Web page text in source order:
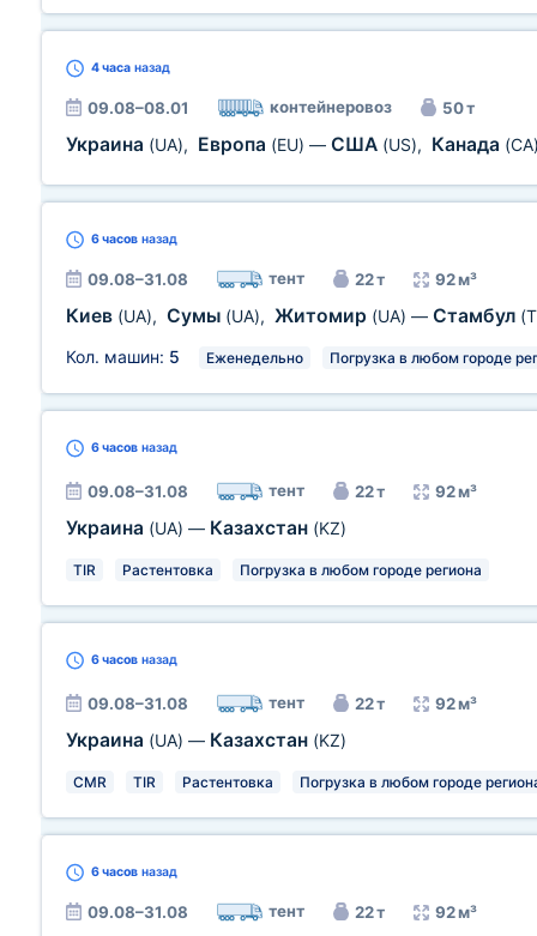
4 часа назад
09.08–08.01 контейнеровоз 50 т
Украина (UA), Европа (EU) — США (US), Канада
6 часов назад
09.08–31.08 тент 22 т 92 м³
Киев (UA), Сумы (UA), Житомир (UA) — Стамбул
Кол. машин: 5 Еженедельно Погрузка в любом городе
6 часов назад
09.08–31.08 тент 22 т 92 м³
Украина (UA) — Казахстан (KZ)
TIR Растентовка Погрузка в любом городе региона
6 часов назад
09.08–31.08 тент 22 т 92 м³
Украина (UA) — Казахстан (KZ)
CMR TIR Растентовка Погрузка в любом городе
6 часов назад
09.08–31.08 тент 22 т 92 м³